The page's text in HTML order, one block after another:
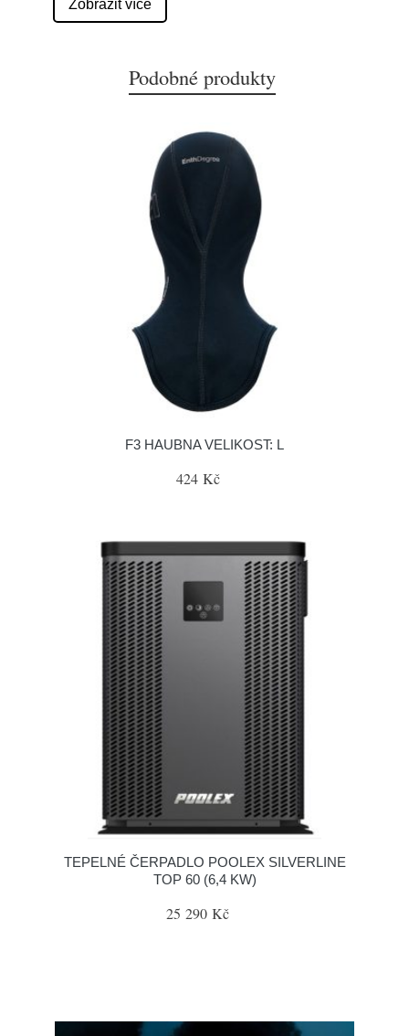
Zobrazit více
Podobné produkty
F3 HAUBNA VELIKOST: L
424 Kč
TEPELNÉ ČERPADLO POOLEX SILVERLINE
TOP 60 (6,4 KW)
25 290 Kč